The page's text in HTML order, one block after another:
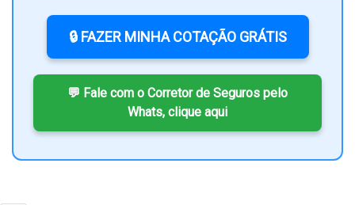
🔒 FAZER MINHA COTAÇÃO GRÁTIS
💬 Fale com o Corretor de Seguros pelo
Whats, clique aqui